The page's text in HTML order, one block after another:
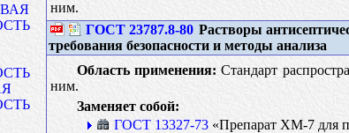
ним.
ГОСТ 23787.8-80 Растворы
требования безопасности и методы анализа
Область применения: Стандарт
ним.
Заменяет собой:
ГОСТ 13327-73«Препарат ХМ-7 для